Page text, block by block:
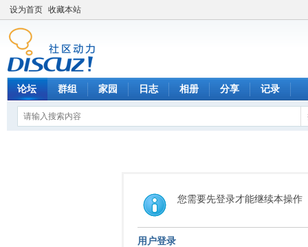
设为首页 收藏本站
论坛 群组 家园 日志 相册 分享 记录
您需要先登录才能继续本操作
用户登录